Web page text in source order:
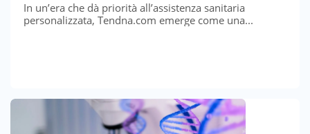
In un’era che dà priorità all’assistenza sanitaria
personalizzata, Tendna.com emerge come una...